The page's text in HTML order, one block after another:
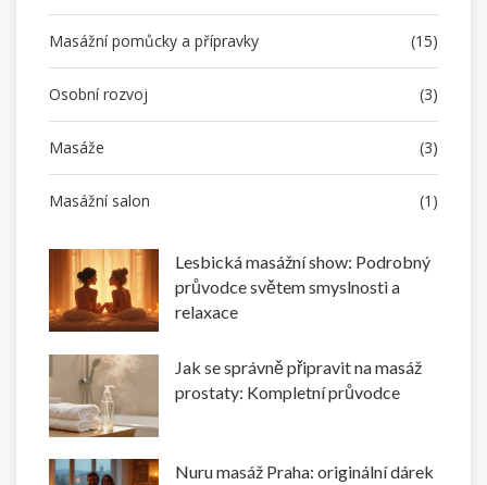
Masážní pomůcky a přípravky (15)
Osobní rozvoj (3)
Masáže (3)
Masážní salon (1)
Lesbická masážní show: Podrobný
průvodce světem smyslnosti a
relaxace
Jak se správně připravit na masáž
prostaty: Kompletní průvodce
Nuru masáž Praha: originální dárek